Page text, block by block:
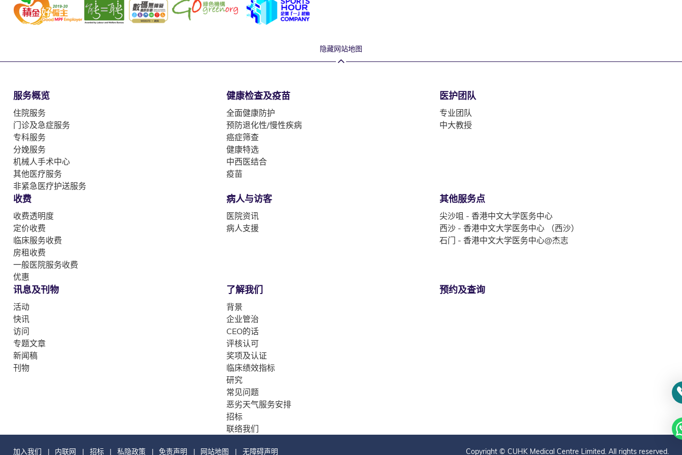
隐藏网站地图
服务概览
住院服务
门诊及急症服务
专科服务
分娩服务
机械人手术中心
其他医疗服务
非紧急医疗护送服务
健康检查及疫苗
全面健康防护
预防退化性/慢性疾病
癌症筛查
健康特选
中西医结合
疫苗
医护团队
专业团队
中大教授
收费
收费透明度
定价收费
临床服务收费
房租收费
一般医院服务收费
优惠
病人与访客
医院资讯
病人支援
其他服务点
尖沙咀 - 香港中文大学医务中心
西沙 - 香港中文大学医务中心 （西沙）
石门 - 香港中文大学医务中心@杰志
讯息及刊物
活动
快讯
访问
专题文章
新闻稿
刊物
了解我们
背景
企业管治
CEO的话
评核认可
奖项及认证
临床绩效指标
研究
常见问题
恶劣天气服务安排
招标
联络我们
预约及查询
加入我们 内联网 招标 私隐政策 免责声明 网站地图 无障碍声明 Copyright © CUHK Medical Centre Limited. All rights reserved.